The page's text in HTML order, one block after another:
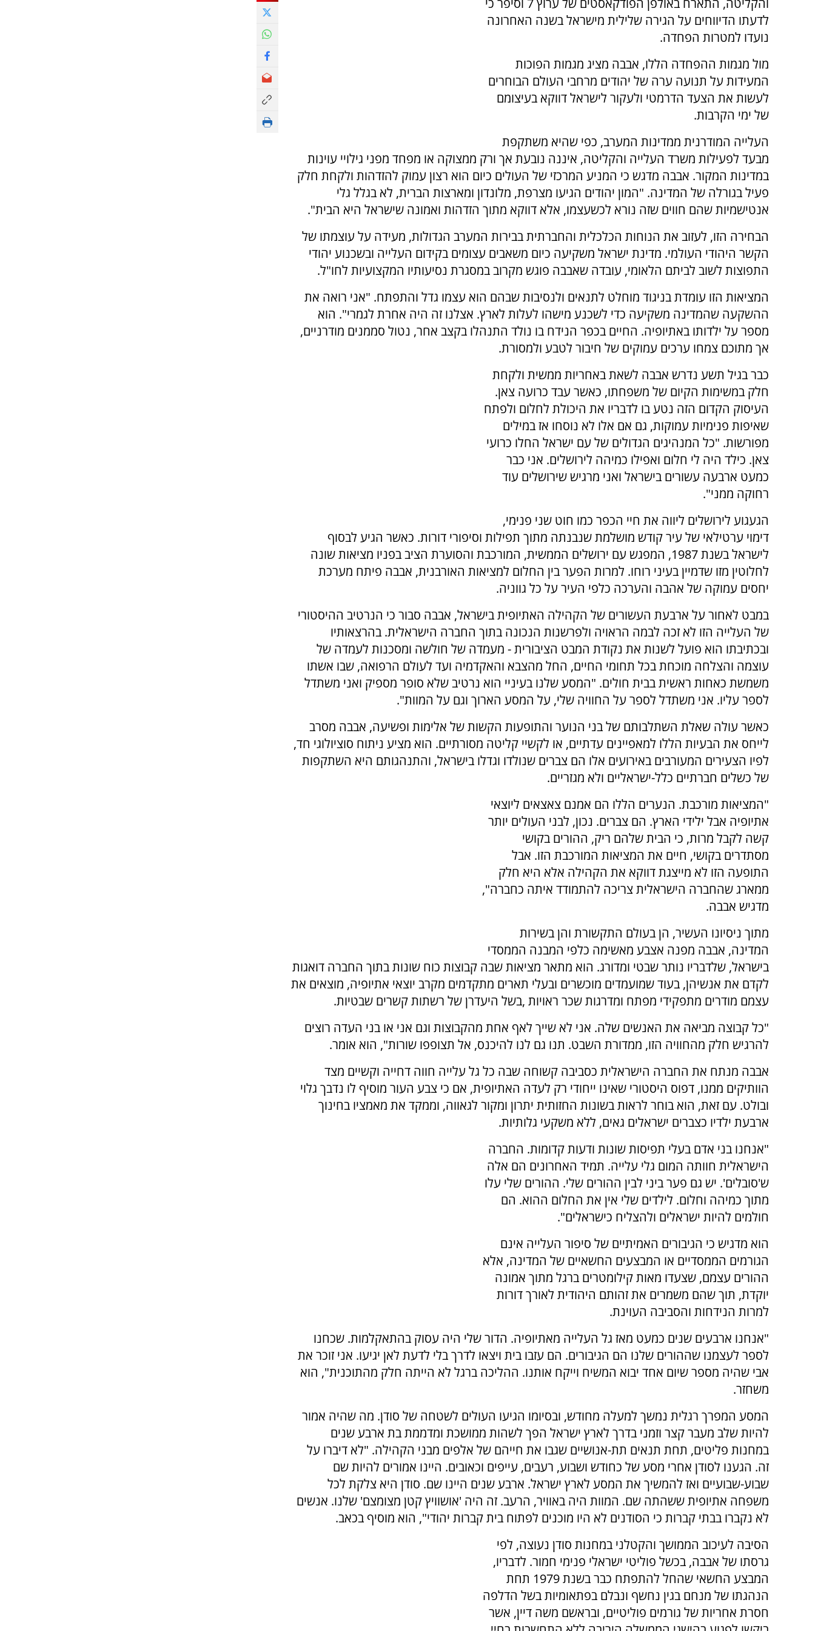
לדעתו הדיווחים על הגירה שלילית מישראל בשנה האחרונה
נועדו למטרות הפחדה.
מול מגמות ההפחדה הללו, אבבה מציג מגמות הפוכות
המעידות על תנועה ערה של יהודים מרחבי העולם הבוחרים
לעשות את הצעד הדרמטי ולעקור לישראל דווקא בעיצומם
של ימי הקרבות.
העלייה המודרנית ממדינות המערב, כפי שהיא משתקפת
מבעד לפעילות משרד העלייה והקליטה, איננה נובעת אך ורק ממצוקה או מפחד מפני גילויי עוינות
במדינות המקור. אבבה מדגש כי המניע המרכזי של העולים כיום הוא רצון עמוק להזדהות ולקחת חלק
פעיל בגורלה של המדינה. "המון יהודים הגיעו מצרפת, מלונדון ומארצות הברית, לא בגלל גלי
אנטישמיות שהם חווים שזה נורא לכשעצמו, אלא דווקא מתוך הזדהות ואמונה שישראל היא הבית".
הבחירה הזו, לעזוב את הנוחות הכלכלית והחברתית בבירות המערב הגדולות, מעידה על עוצמתו של
הקשר היהודי העולמי. מדינת ישראל משקיעה כיום משאבים עצומים בקידום העלייה ובשכנוע יהודי
התפוצות לשוב לביתם הלאומי, עובדה שאבבה פוגש מקרוב במסגרת נסיעותיו המקצועיות לחו"ל.
המציאות הזו עומדת בניגוד מוחלט לתנאים ולנסיבות שבהם הוא עצמו גדל והתפתח. "אני רואה את
ההשקעה שהמדינה משקיעה כדי לשכנע מישהו לעלות לארץ. אצלנו זה היה אחרת לגמרי". הוא
מספר על ילדותו באתיופיה. החיים בכפר הנידח בו נולד התנהלו בקצב אחר, נטול סממנים מודרניים,
אך מתוכם צמחו ערכים עמוקים של חיבור לטבע ולמסורת.
כבר בגיל תשע נדרש אבבה לשאת באחריות ממשית ולקחת
חלק במשימות הקיום של משפחתו, כאשר עבד כרועה צאן.
העיסוק הקדום הזה נטע בו לדבריו את היכולת לחלום ולפתח
שאיפות פנימיות עמוקות, גם אם אלו לא נוסחו אז במילים
מפורשות. "כל המנהיגים הגדולים של עם ישראל החלו כרועי
צאן. כילד היה לי חלום ואפילו כמיהה לירושלים. אני כבר
כמעט ארבעה עשורים בישראל ואני מרגיש שירושלים עוד
רחוקה ממני".
הגעגוע לירושלים ליווה את חיי הכפר כמו חוט שני פנימי,
דימוי ערטילאי של עיר קודש מושלמת שנבנתה מתוך תפילות וסיפורי דורות. כאשר הגיע לבסוף
לישראל בשנת 1987, המפגש עם ירושלים הממשית, המורכבת והסוערת הציב בפניו מציאות שונה
לחלוטין מזו שדמיין בעיני רוחו. למרות הפער בין החלום למציאות האורבנית, אבבה פיתח מערכת
יחסים עמוקה של אהבה והערכה כלפי העיר על כל גווניה.
במבט לאחור על ארבעת העשורים של הקהילה האתיופית בישראל, אבבה סבור כי הנרטיב ההיסטורי
של העלייה הזו לא זכה לבמה הראויה ולפרשנות הנכונה בתוך החברה הישראלית. בהרצאותיו
ובכתיבתו הוא פועל לשנות את נקודת המבט הציבורית - מעמדה של חולשה ומסכנות לעמדה של
עוצמה והצלחה מוכחת בכל תחומי החיים, החל מהצבא והאקדמיה ועד לעולם הרפואה, שבו אשתו
משמשת כאחות ראשית בבית חולים. "המסע שלנו בעיניי הוא נרטיב שלא סופר מספיק ואני משתדל
לספר עליו. אני משתדל לספר על החוויה שלי, על המסע הארוך וגם על המוות".
כאשר עולה שאלת השתלבותם של בני הנוער והתופעות הקשות של אלימות ופשיעה, אבבה מסרב
לייחס את הבעיות הללו למאפיינים עדתיים, או לקשיי קליטה מסורתיים. הוא מציע ניתוח סוציולוגי חד,
לפיו הצעירים המעורבים באירועים אלו הם צברים שנולדו וגדלו בישראל, והתנהגותם היא השתקפות
של כשלים חברתיים כלל-ישראליים ולא מגזריים.
"המציאות מורכבת. הנערים הללו הם אמנם צאצאים ליוצאי
אתיופיה אבל ילידי הארץ. הם צברים. נכון, לבני העולים יותר
קשה לקבל מרות, כי הבית שלהם ריק, ההורים בקושי
מסתדרים בקושי, חיים את המציאות המורכבת הזו. אבל
התופעה הזו לא מייצגת דווקא את הקהילה אלא היא חלק
ממארג שהחברה הישראלית צריכה להתמודד איתה כחברה",
מדגיש אבבה.
מתוך ניסיונו העשיר, הן בעולם התקשורת והן בשירות
המדינה, אבבה מפנה אצבע מאשימה כלפי המבנה הממסדי
בישראל, שלדבריו נותר שבטי ומדורג. הוא מתאר מציאות שבה קבוצות כוח שונות בתוך החברה דואגות
לקדם את אנשיהן, בעוד שמועמדים מוכשרים ובעלי תארים מתקדמים מקרב יוצאי אתיופיה, מוצאים את
עצמם מודרים מתפקידי מפתח ומדרגות שכר ראויות ,בשל היעדרן של רשתות קשרים שבטיות.
"כל קבוצה מביאה את האנשים שלה. אני לא שייך לאף אחת מהקבוצות וגם אני או בני העדה רוצים
להרגיש חלק מהחוויה הזו, ממדורת השבט. תנו גם לנו להיכנס, אל תצופפו שורות", הוא אומר.
אבבה מנתח את החברה הישראלית כסביבה קשוחה שבה כל גל עלייה חווה דחייה וקשיים מצד
הוותיקים ממנו, דפוס היסטורי שאינו ייחודי רק לעדה האתיופית, אם כי צבע העור מוסיף לו נדבך גלוי
ובולט. עם זאת, הוא בוחר לראות בשונות החזותית יתרון ומקור לגאווה, וממקד את מאמציו בחינוך
ארבעת ילדיו כצברים ישראלים גאים, ללא משקעי גלותיות.
"אנחנו בני אדם בעלי תפיסות שונות ודעות קדומות. החברה
הישראלית חוותה המום גלי עלייה. תמיד האחרונים הם אלה
ש'סובלים'. יש גם פער ביני לבין ההורים שלי. ההורים שלי עלו
מתוך כמיהה וחלום. לילדים שלי אין את החלום ההוא. הם
חולמים להיות ישראלים ולהצליח כישראלים".
הוא מדגיש כי הגיבורים האמיתיים של סיפור העלייה אינם
הגורמים הממסדיים או המבצעים החשאיים של המדינה, אלא
ההורים עצמם, שצעדו מאות קילומטרים ברגל מתוך אמונה
יוקדת, תוך שהם משמרים את זהותם היהודית לאורך דורות
למרות הנידחות והסביבה העוינת.
"אנחנו ארבעים שנים כמעט מאז גל העלייה מאתיופיה. הדור שלי היה עסוק בהתאקלמות. שכחנו
לספר לעצמנו שההורים שלנו הם הגיבורים. הם עזבו בית ויצאו לדרך בלי לדעת לאן יגיעו. אני זוכר את
אבי שהיה מספר שיום אחד יבוא המשיח וייקח אותנו. ההליכה ברגל לא הייתה חלק מהתוכנית", הוא
משחזר.
המסע המפרך רגלית נמשך למעלה מחודש, ובסיומו הגיעו העולים לשטחה של סודן. מה שהיה אמור
להיות שלב מעבר קצר וזמני בדרך לארץ ישראל הפך לשהות ממושכת ומדממת בת ארבע שנים
במחנות פליטים, תחת תנאים תת-אנושיים שגבו את חייהם של אלפים מבני הקהילה. "לא דיברו על
זה. הגענו לסודן אחרי מסע של כחודש ושבוע, רעבים, עייפים וכאובים. היינו אמורים להיות שם
שבוע-שבועיים ואז להמשיך את המסע לארץ ישראל. ארבע שנים היינו שם. סודן היא צלקת לכל
משפחה אתיופית ששהתה שם. המוות היה באוויר, הרעב. זה היה 'אושוויץ קטן מצומצם' שלנו. אנשים
לא נקברו בבתי קברות כי הסודנים לא היו מוכנים לפתוח בית קברות יהודי", הוא מוסיף בכאב.
הסיבה לעיכוב הממושך והקטלני במחנות סודן נעוצה, לפי
גרסתו של אבבה, בכשל פוליטי ישראלי פנימי חמור. לדבריו,
המבצע החשאי שהחל להתפתח כבר בשנת 1979 תחת
הנהגתו של מנחם בגין נחשף ונבלם בפתאומיות בשל הדלפה
חסרת אחריות של גורמים פוליטיים, ובראשם משה דיין, אשר